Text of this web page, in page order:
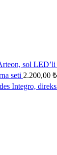
sol
seti 2.200,00 ₺
Integro,